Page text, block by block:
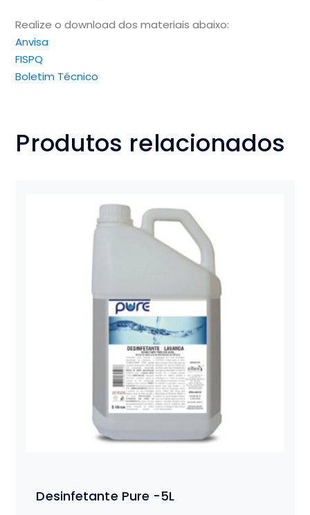
Realize o download dos materiais abaixo:
Anvisa
FISPQ
Boletim Técnico
Produtos relacionados
Desinfetante Pure -5L